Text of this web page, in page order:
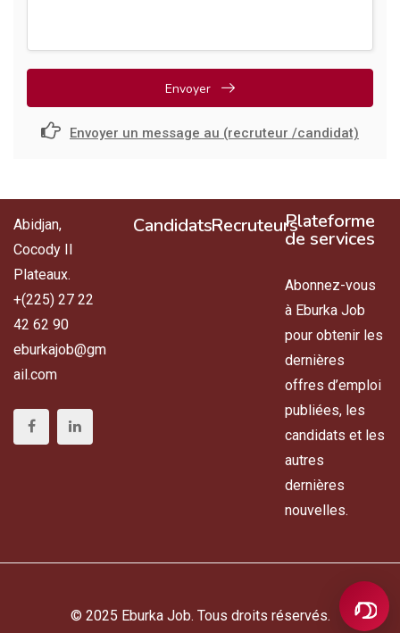
Envoyer
Envoyer un message au (recruteur /candidat)
Abidjan,
Cocody II
Plateaux.
+(225) 27 22
42 62 90
eburkajob@gm
ail.com
CandidatsRecruteursPlateforme
de services
Abonnez-vous
à Eburka Job
pour obtenir les
dernières
offres d’emploi
publiées, les
candidats et les
autres
dernières
nouvelles.
© 2025 Eburka Job. Tous droits réservés.